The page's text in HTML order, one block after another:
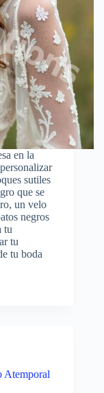
en la
sutiles
que se
un velo
negros
tu
tu
tu boda
Atemporal